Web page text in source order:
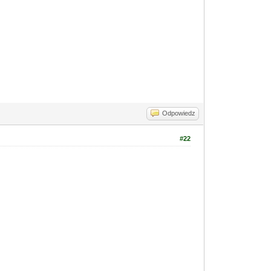
Odpowiedz
#22